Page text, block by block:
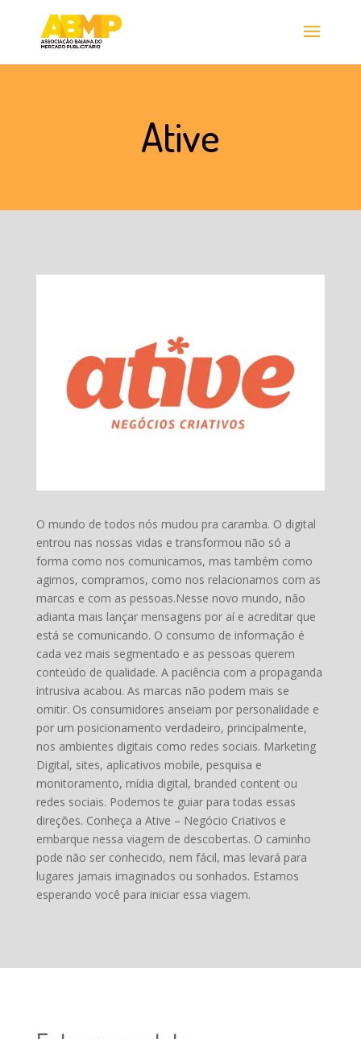
Ative
O mundo de todos nós mudou pra caramba. O digital
entrou nas nossas vidas e transformou não só a
forma como nos comunicamos, mas também como
agimos, compramos, como nos relacionamos com as
marcas e com as pessoas.Nesse novo mundo, não
adianta mais lançar mensagens por aí e acreditar que
está se comunicando. O consumo de informação é
cada vez mais segmentado e as pessoas querem
conteúdo de qualidade. A paciência com a propaganda
intrusiva acabou. As marcas não podem mais se
omitir. Os consumidores anseiam por personalidade e
por um posicionamento verdadeiro, principalmente,
nos ambientes digitais como redes sociais. Marketing
Digital, sites, aplicativos mobile, pesquisa e
monitoramento, mídia digital, branded content ou
redes sociais. Podemos te guiar para todas essas
direções. Conheça a Ative – Negócio Criativos e
embarque nessa viagem de descobertas. O caminho
pode não ser conhecido, nem fácil, mas levará para
lugares jamais imaginados ou sonhados. Estamos
esperando você para iniciar essa viagem.